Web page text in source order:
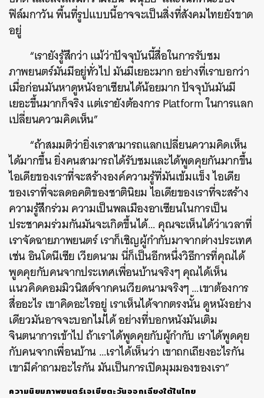
ฟิล์มกาวัน พื้นที่รูปแบบนี้อาจจะเป็นสิ่งที่สังคมไทยยังขาด
อยู่
“เรายังรู้สึกว่า แม้ว่าปัจจุบันนี้สื่อในการรับชม
ภาพยนตร์มันมีอยู่ทั่วไป มันมีเยอะมาก อย่างที่เราบอกว่า
เมื่อก่อนมันหาดูหนังอาเซียนได้น้อยมาก ปัจจุบันมันมี
เยอะขึ้นมากก็จริง แต่เรายังต้องการ Platform ในการแลก
เปลี่ยนความคิดเห็น”
“ถ้าสมมติว่ายิ่งเราสามารถแลกเปลี่ยนความคิดเห็น
ได้มากขึ้น ยิ่งคนสามารถได้รับชมและได้พูดคุยกันมากขึ้น
ไอเดียของเราที่จะสร้างองค์ความรู้ที่มันเข้มแข็ง ไอเดีย
ของเราที่จะลดอคติของชาตินิยม ไอเดียของเราที่จะสร้าง
ความรู้สึกร่วม ความเป็นพลเมืองอาเซียนในการเป็น
ประชาคมร่วมกันมันจะเกิดขึ้นได้… คุณจะเห็นได้ว่าเวลาที่
เราจัดฉายภาพยนตร์ เราก็เชิญผู้กำกับมาจากต่างประเทศ
เช่น อินโดนีเซีย เวียดนาม นี่ก็เป็นอีกหนึ่งวิธีการที่คุณได้
พูดคุยกับคนจากประเทศเพื่อนบ้านจริงๆ คุณได้เห็น
แนวคิดคอมมิวนิสต์จากคนเวียดนามจริงๆ …เขาต้องการ
สื่ออะไร เขาคิดอะไรอยู่ เราเห็นได้จากตรงนั้น ดูหนังอย่าง
เดียวมันอาจจะบอกไม่ได้ อย่างที่บอกหนังมันเติม
จินตนาการเข้าไป ถ้าเราได้พูดคุยกับผู้กำกับ เราได้พูดคุย
กับคนจากเพื่อนบ้าน …เราได้เห็นว่า เขาถกเถียงอะไรกัน
เขามีคำถามอะไรกัน มันเป็นการเปิดมุมมองของเรา”
ความนิยมภาพยนตร์เอเชียตะวันออกเฉียงใต้ในไทย